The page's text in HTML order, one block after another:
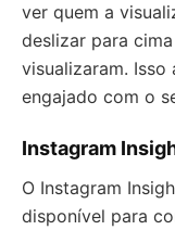
ver quem a
deslizar para
visualizaram. Isso
engajado com o
Instagram
O Instagram
disponível para